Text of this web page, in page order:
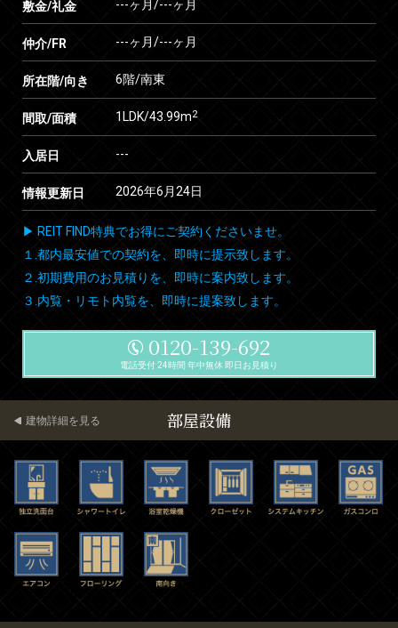
敷金/礼金 ---ヶ月/---ヶ月
仲介/FR ---ヶ月/---ヶ月
所在階/向き 6階/南東
間取/面積 1LDK/43.99m2
入居日 ---
情報更新日 2026年6月24日
▶ REIT FIND特典でお得にご契約くださいませ。
１.都内最安値での契約を、即時に提示致します。
２.初期費用のお見積りを、即時に案内致します。
３.内覧・リモト内覧を、即時に提案致します。
0120-139-692
電話受付 24時間 年中無休 即日お見積り
部屋設備
建物詳細を見る